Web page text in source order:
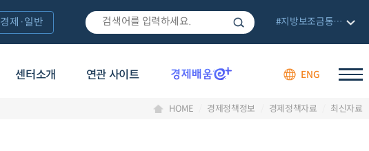
센터소개 연관 사이트 ENG
경제·일반 #지방보조금통합관리망
HOME 경제정책정보 경제정책자료 최신자료